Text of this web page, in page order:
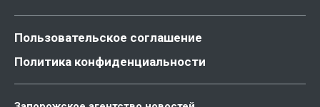
Пользовательское соглашение
Политика конфиденциальности